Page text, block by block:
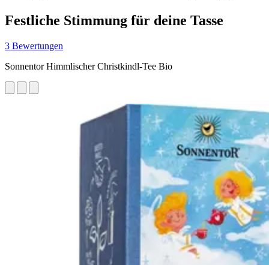
Festliche Stimmung für deine Tasse
3 Bewertungen
Sonnentor Himmlischer Christkindl-Tee Bio